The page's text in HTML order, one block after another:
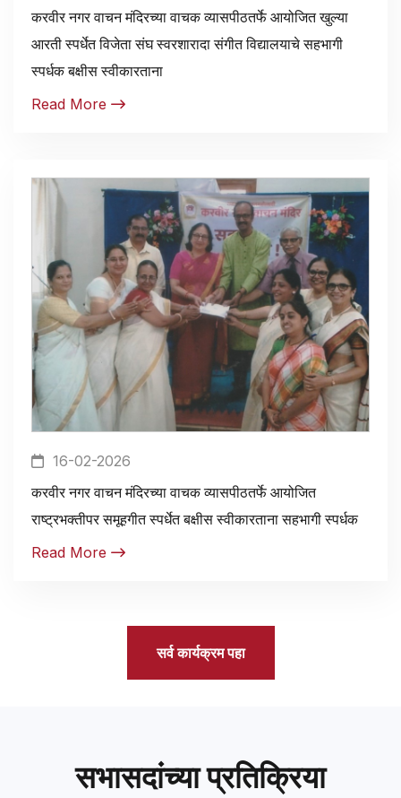
करवीर नगर वाचन मंदिरच्या वाचक व्यासपीठतर्फे आयोजित खुल्या
आरती स्पर्धेत विजेता संघ स्वरशारादा संगीत विद्यालयाचे सहभागी
स्पर्धक बक्षीस स्वीकारताना
Read More
16-02-2026
करवीर नगर वाचन मंदिरच्या वाचक व्यासपीठतर्फे आयोजित
राष्ट्रभक्तीपर समूहगीत स्पर्धेत बक्षीस स्वीकारताना सहभागी स्पर्धक
Read More
सर्व कार्यक्रम पहा
सभासदांच्या प्रतिक्रिया